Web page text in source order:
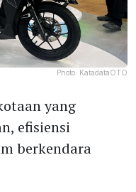
Photo: KatadataOTO
yang
efisiensi
berkendara